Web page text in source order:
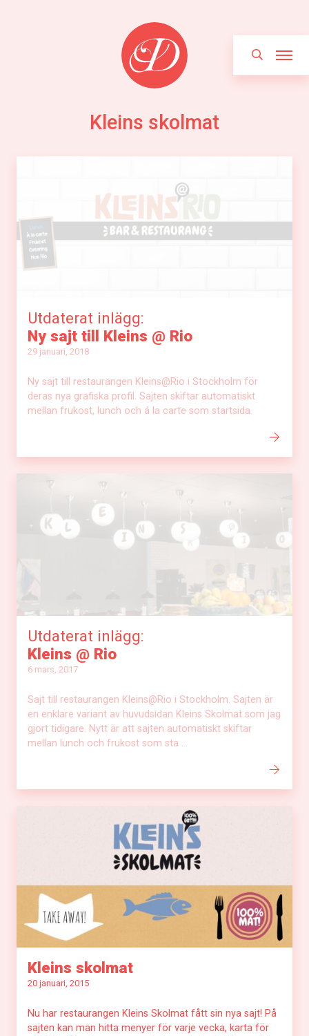
Kleins skolmat
Utdaterat inlägg:
Ny sajt till Kleins @ Rio
29 januari, 2018
Ny sajt till restaurangen Kleins@Rio i Stockholm för
deras nya grafiska profil. Sajten skiftar automatiskt
mellan frukost, lunch och á la carte som startsida.
Utdaterat inlägg:
Kleins @ Rio
6 mars, 2017
Sajt till restaurangen Kleins@Rio i Stockholm. Sajten är
en enklare variant av huvudsidan Kleins Skolmat som jag
gjort tidigare. Nytt är att sajten automatiskt skiftar
mellan lunch och frukost som sta ...
Kleins skolmat
20 januari, 2015
Nu har restaurangen Kleins Skolmat fått sin nya sajt! På
sajten kan man hitta menyer för varje vecka, karta för